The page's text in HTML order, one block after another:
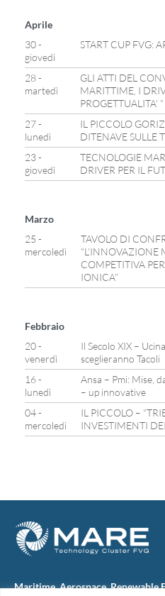
Aprile
30 -
giovedì
START CUP FVG:
28 -
martedì
GLI ATTI DEL
MARITTIME, I
PROGETTUALITA’ ”
27 -
lunedì
IL PICCOLO
DITENAVE SULLE
23 -
giovedì
TECNOLOGIE
DRIVER PER IL
Marzo
25 -
mercoledì
TAVOLO DI
“L’INNOVAZIONE
COMPETITIVA
IONICA”
Febbraio
20 -
venerdì
Il Secolo XIX –
sceglieranno Tacoli
16 -
lunedì
Ansa – Pmi: Mise,
– up innovative
04 -
mercoledì
IL PICCOLO –
INVESTIMENTI
Maritime, Aerospace, Renewable